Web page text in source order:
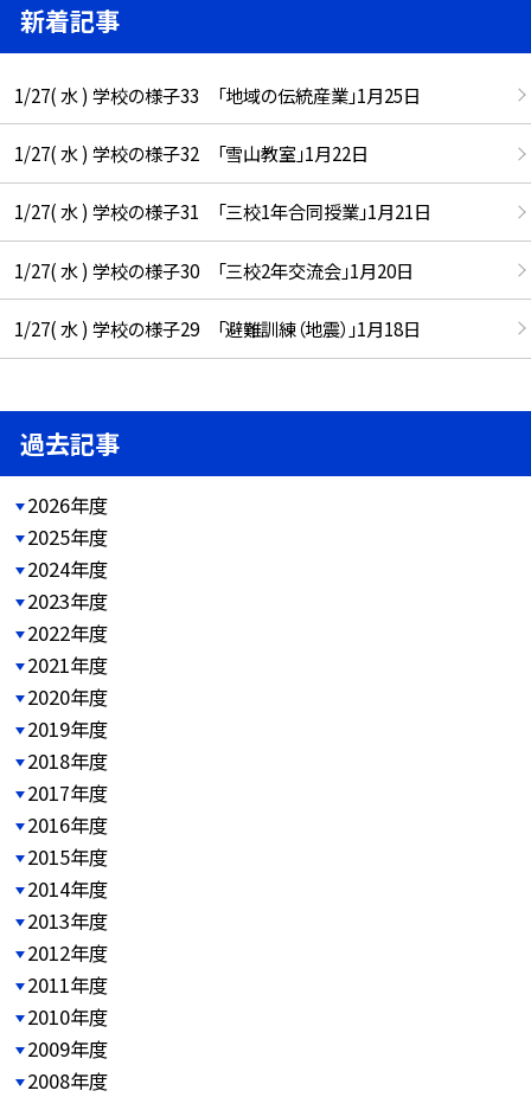
新着記事
1/27( 水 ) 学校の様子33 「地域の伝統産業」1月25日
1/27( 水 ) 学校の様子32 「雪山教室」1月22日
1/27( 水 ) 学校の様子31 「三校1年合同授業」1月21日
1/27( 水 ) 学校の様子30 「三校2年交流会」1月20日
1/27( 水 ) 学校の様子29 「避難訓練（地震）」1月18日
過去記事
2026年度
2025年度
2024年度
2023年度
2022年度
2021年度
2020年度
2019年度
2018年度
2017年度
2016年度
2015年度
2014年度
2013年度
2012年度
2011年度
2010年度
2009年度
2008年度